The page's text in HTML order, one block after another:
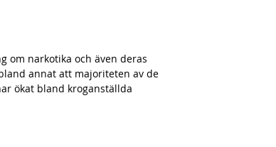
om narkotika och även deras
annat att majoriteten av de
ökat bland kroganställda